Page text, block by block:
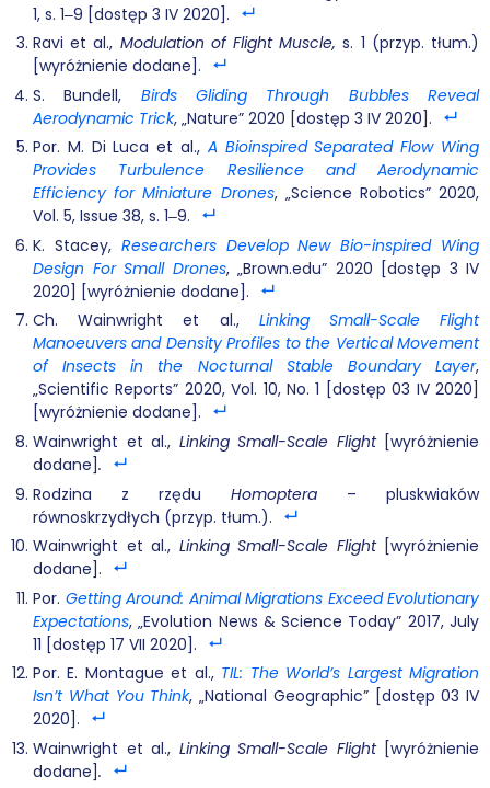
1, s. 1‒9 [dostęp 3 IV 2020].
Ravi et al., Modulation of Flight Muscle,s. 1 (przyp. tłum.)
[wyróżnienie dodane].
S. Bundell, Birds Gliding Through Bubbles Reveal
Aerodynamic Trick, „Nature” 2020 [dostęp 3 IV 2020].
Por. M. Di Luca et al., A Bioinspired Separated Flow Wing
Provides Turbulence Resilience and Aerodynamic
Efficiency for Miniature Drones, „Science Robotics” 2020,
Vol. 5, Issue 38, s. 1‒9.
K. Stacey, Researchers Develop New Bio-inspired Wing
Design For Small Drones, „Brown.edu” 2020 [dostęp 3 IV
2020] [wyróżnienie dodane].
Ch. Wainwright et al., Linking Small-Scale Flight
Manoeuvers and Density Profiles to the Vertical Movement
of Insects in the Nocturnal Stable Boundary Layer,
„Scientific Reports” 2020, Vol. 10, No. 1 [dostęp 03 IV 2020]
[wyróżnienie dodane].
Wainwright et al., Linking Small-Scale Flight [wyróżnienie
dodane].
Rodzina z rzędu Homoptera – pluskwiaków
równoskrzydłych (przyp. tłum.).
Wainwright et al., Linking Small-Scale Flight [wyróżnienie
dodane].
Por. Getting Around: Animal Migrations Exceed Evolutionary
Expectations, „Evolution News & Science Today” 2017, July
11 [dostęp 17 VII 2020].
Por. E. Montague et al., TIL: The World’s Largest Migration
Isn’t What You Think, „National Geographic” [dostęp 03 IV
2020].
Wainwright et al., Linking Small-Scale Flight[wyróżnienie
dodane].